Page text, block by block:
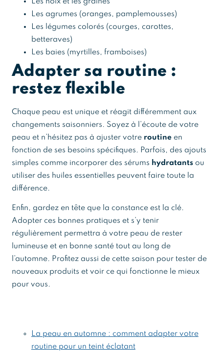
Les agrumes (oranges, pamplemousses)
Les légumes colorés (courges, carottes,
betteraves)
Les baies (myrtilles, framboises)
Adapter sa routine :
restez flexible
Chaque peau est unique et réagit différemment aux
changements saisonniers. Soyez à l’écoute de votre
peau et n’hésitez pas à ajuster votre routine en
fonction de ses besoins spécifiques. Parfois, des ajouts
simples comme incorporer des sérums hydratants ou
utiliser des huiles essentielles peuvent faire toute la
différence.
Enfin, gardez en tête que la constance est la clé.
Adopter ces bonnes pratiques et s’y tenir
régulièrement permettra à votre peau de rester
lumineuse et en bonne santé tout au long de
l’automne. Profitez aussi de cette saison pour tester de
nouveaux produits et voir ce qui fonctionne le mieux
pour vous.
La peau en automne : comment adapter votre
routine pour un teint éclatant